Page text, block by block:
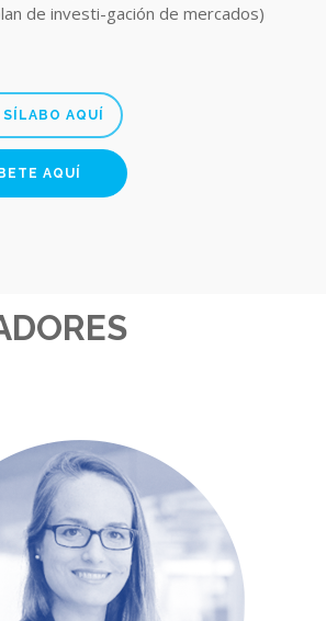
de investi-gación de mercados)
SÍLABO AQUÍ
AQUÍ